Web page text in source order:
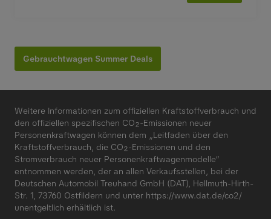
Gebrauchtwagen Summer Deals
Weitere Informationen zum offiziellen Kraftstoffverbrauch und
den offiziellen spezifischen CO₂-Emissionen neuer
Personenkraftwagen können dem „Leitfaden über den
Kraftstoffverbrauch, die CO₂-Emissionen und den
Stromverbrauch neuer Personenkraftwagenmodelle“
entnommen werden, der an allen Verkaufsstellen, bei der
Deutschen Automobil Treuhand GmbH (DAT), Hellmuth-Hirth-
Str. 1, 73760 Ostfildern und unter https://www.dat.de/co2/
unentgeltlich erhältlich ist.